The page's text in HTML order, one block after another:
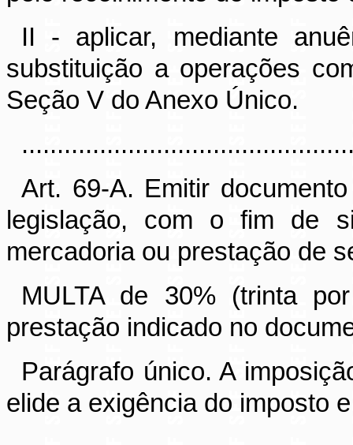
II - aplicar, mediante
substituição a operações
Seção V do Anexo Único.
Art. 69-A. Emitir
legislação, com o fim de
mercadoria ou prestação de
MULTA de 30% (trinta
prestação indicado no
Parágrafo único. A
elide a exigência do imposto